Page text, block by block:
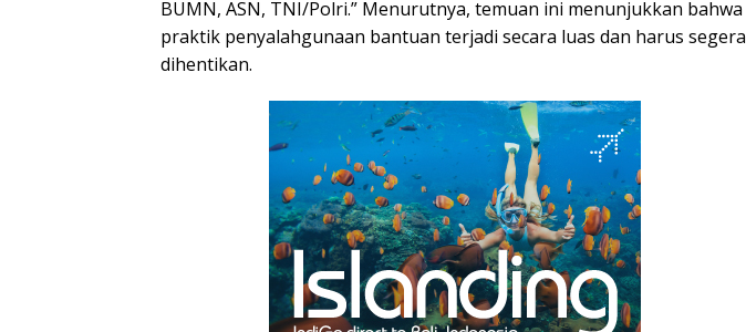
BUMN, ASN, TNI/Polri.” Menurutnya, temuan ini menunjukkan bahwa
praktik penyalahgunaan bantuan terjadi secara luas dan harus segera
dihentikan.